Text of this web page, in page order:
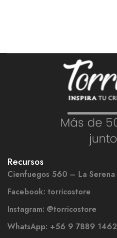
Recursos
Cienfuegos 560 – La Serena
Facebook: torricostore
Instagram: @torricostore
WhatsApp: +56 9 7889 1462